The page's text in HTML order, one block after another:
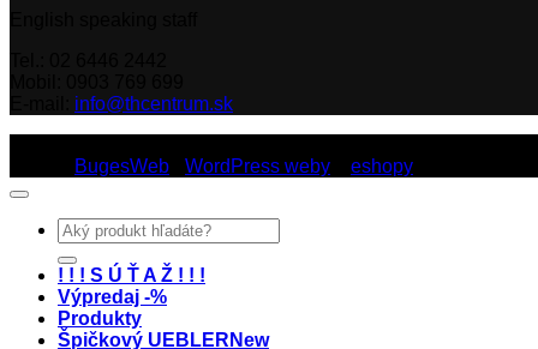
info@thcentrum.sk
BugesWeb WordPress weby eshopy
Hľadať:
! ! ! S Ú Ť A Ž ! ! !
Výpredaj -%
Produkty
Špičkový UEBLER